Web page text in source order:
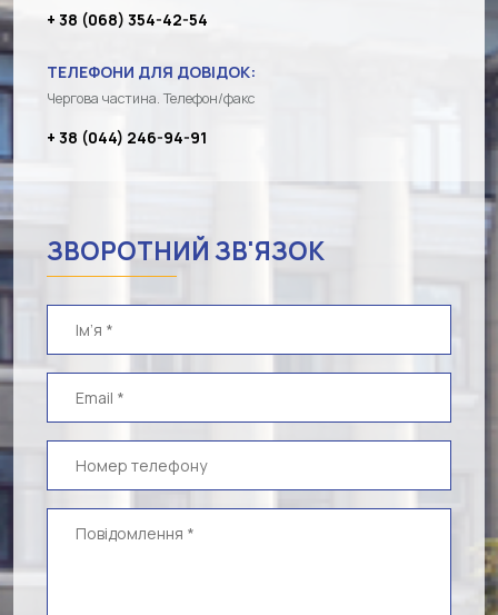
+ 38 (068) 354-42-54
ТЕЛЕФОНИ ДЛЯ ДОВІДОК:
Чергова частина. Телефон/факс
+ 38 (044) 246-94-91
ЗВОРОТНИЙ ЗВ'ЯЗОК